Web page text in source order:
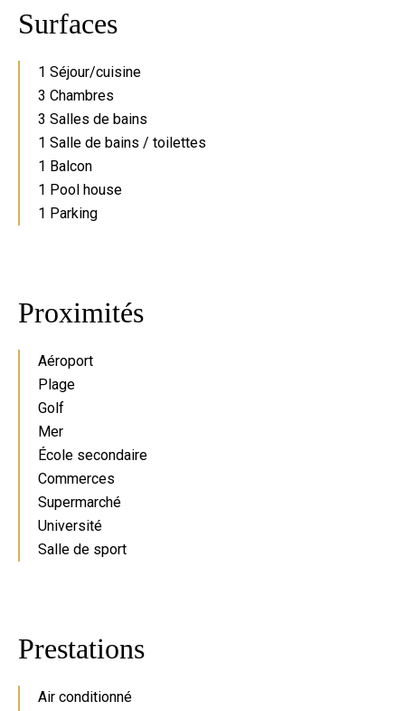
Surfaces
1 Séjour/cuisine
3 Chambres
3 Salles de bains
1 Salle de bains / toilettes
1 Balcon
1 Pool house
1 Parking
Proximités
Aéroport
Plage
Golf
Mer
École secondaire
Commerces
Supermarché
Université
Salle de sport
Prestations
Air conditionné